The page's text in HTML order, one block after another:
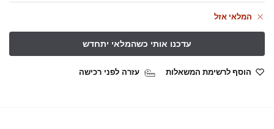
המלאי אזל
הוסף לרשימת המשאלות עזרה לפני רכישה